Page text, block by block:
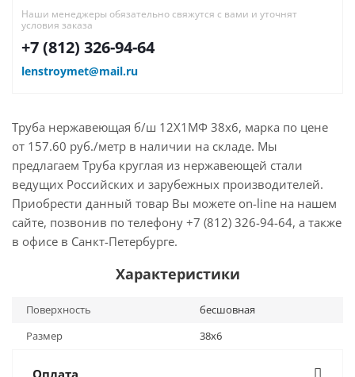
Наши менеджеры обязательно свяжутся с вами и уточнят
условия заказа
+7 (812) 326-94-64
lenstroymet@mail.ru
Труба нержавеющая б/ш 12Х1МФ 38х6, марка по цене
от 157.60 руб./метр в наличии на складе. Мы
предлагаем Труба круглая из нержавеющей стали
ведущих Российских и зарубежных производителей.
Приобрести данный товар Вы можете on-line на нашем
сайте, позвонив по телефону +7 (812) 326-94-64, а также
в офисе в Санкт-Петербурге.
Характеристики
Поверхность
бесшовная
Размер
38х6
Оплата